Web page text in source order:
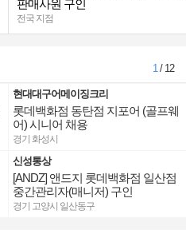
판매사원 구인
전국 지점
1/ 12
현대대구어메이징크리
롯데백화점 동탄점 지포어 (골프웨
어) 시니어 채용
경기 화성시
신성통상
[ANDZ] 앤드지 롯데백화점 일산점
중간관리자(매니저) 구인
경기 고양시 일산동구